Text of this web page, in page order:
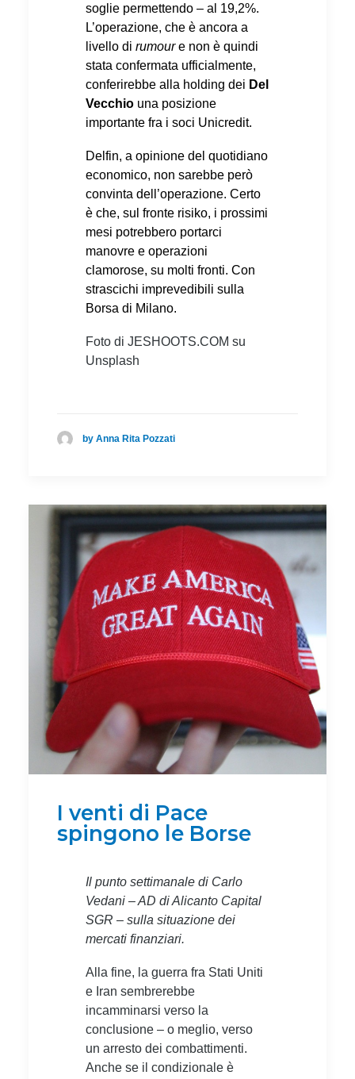
soglie permettendo – al 19,2%.
L’operazione, che è ancora a
livello di rumoure non è quindi
stata confermata ufficialmente,
conferirebbe alla holding dei Del
Vecchio una posizione
importante fra i soci Unicredit.
Delfin, a opinione del quotidiano
economico, non sarebbe però
convinta dell’operazione. Certo
è che, sul fronte risiko, i prossimi
mesi potrebbero portarci
manovre e operazioni
clamorose, su molti fronti. Con
strascichi imprevedibili sulla
Borsa di Milano.
Foto di JESHOOTS.COM su
Unsplash
by Anna Rita Pozzati
I venti di Pace
spingono le Borse
Il punto settimanale di Carlo
Vedani – AD di Alicanto Capital
SGR – sulla situazione dei
mercati finanziari.
Alla fine, la guerra fra Stati Uniti
e Iran sembrerebbe
incamminarsi verso la
conclusione – o meglio, verso
un arresto dei combattimenti.
Anche se il condizionale è